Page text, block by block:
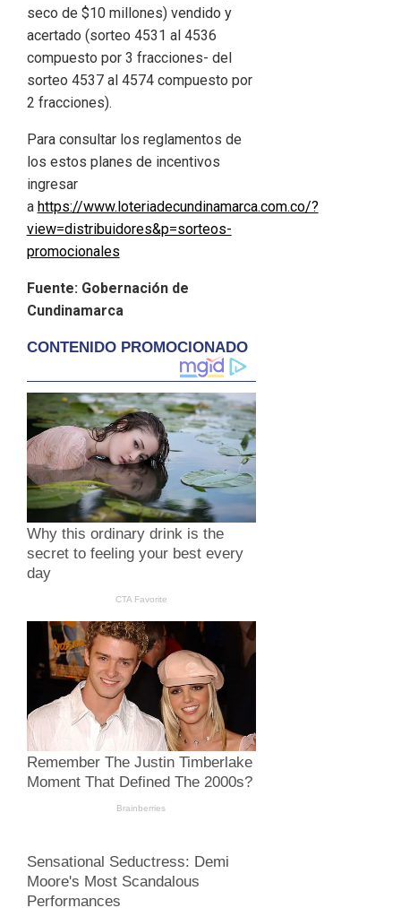
seco de $10 millones) vendido y
acertado (sorteo 4531 al 4536
compuesto por 3 fracciones- del
sorteo 4537 al 4574 compuesto por
2 fracciones).
Para consultar los reglamentos de
los estos planes de incentivos
ingresar
a https://www.loteriadecundinamarca.com.co/?
view=distribuidores&p=sorteos-
promocionales
Fuente: Gobernación de
Cundinamarca